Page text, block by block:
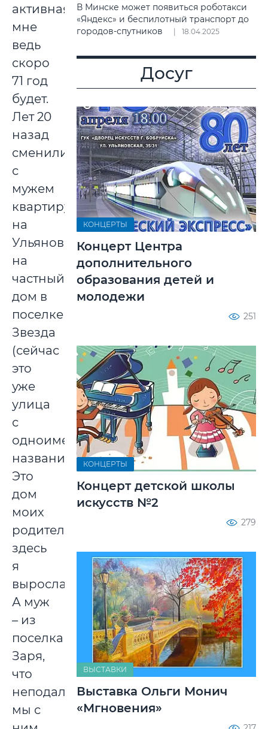
активная,
мне
ведь
скоро
71 год
будет.
Лет 20
назад
сменили
с
мужем
квартиру
на
Ульяновской
на
частный
дом в
поселке
Звезда
(сейчас
это
уже
улица
с
одноименным
названием).
Это
дом
моих
родителей,
здесь
я
выросла.
А муж
– из
поселка
Заря,
что
неподалеку,
мы с
В Минске может появиться роботакси
«Яндекс» и беспилотный транспорт до
городов-спутников
18.04.2025
Досуг
КОНЦЕРТЫ
Концерт Центра
дополнительного
образования детей и
молодежи
251
КОНЦЕРТЫ
Концерт детской школы
искусств №2
279
ВЫСТАВКИ
Выставка Ольги Монич
«Мгновения»